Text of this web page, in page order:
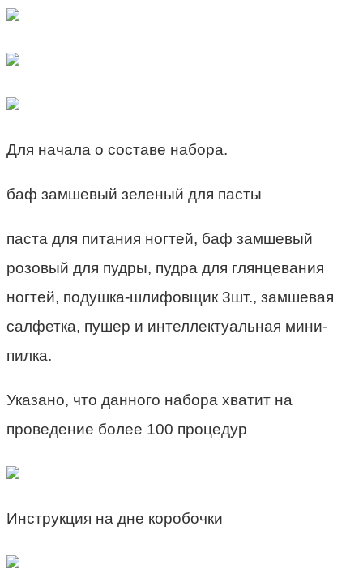
Для начала о составе набора.
баф замшевый зеленый для пасты
паста для питания ногтей, баф замшевый
розовый для пудры, пудра для глянцевания
ногтей, подушка-шлифовщик 3шт., замшевая
салфетка, пушер и интеллектуальная мини-
пилка.
Указано, что данного набора хватит на
проведение более 100 процедур
Инструкция на дне коробочки